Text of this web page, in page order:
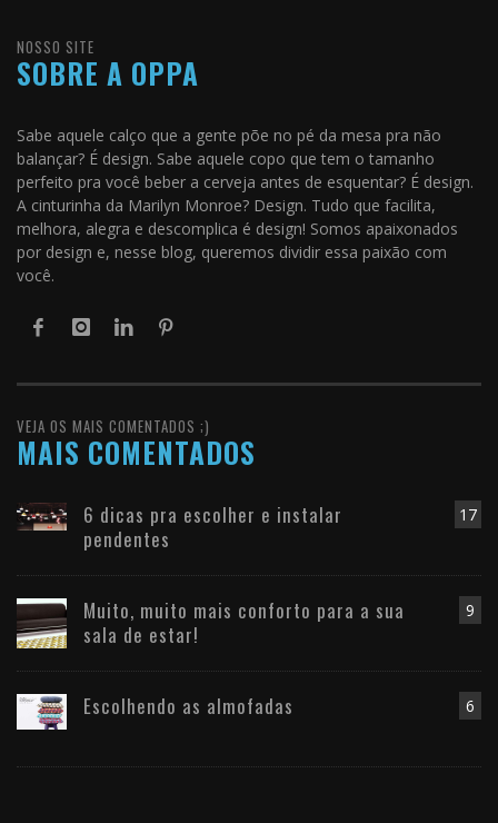
NOSSO SITE
SOBRE A OPPA
Sabe aquele calço que a gente põe no pé da mesa pra não
balançar? É design. Sabe aquele copo que tem o tamanho
perfeito pra você beber a cerveja antes de esquentar? É design.
A cinturinha da Marilyn Monroe? Design. Tudo que facilita,
melhora, alegra e descomplica é design! Somos apaixonados
por design e, nesse blog, queremos dividir essa paixão com
você.
VEJA OS MAIS COMENTADOS ;)
MAIS COMENTADOS
17
6 dicas pra escolher e instalar
pendentes
9
Muito, muito mais conforto para a sua
sala de estar!
6
Escolhendo as almofadas